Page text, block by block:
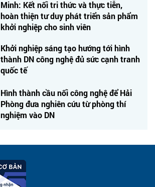
Minh: Kết nối tri thức và thực tiễn,
hoàn thiện tư duy phát triển sản phẩm
khởi nghiệp cho sinh viên
Khởi nghiệp sáng tạo hướng tới hình
thành DN công nghệ đủ sức cạnh tranh
quốc tế
Hình thành cầu nối công nghệ để Hải
Phòng đưa nghiên cứu từ phòng thí
nghiệm vào DN